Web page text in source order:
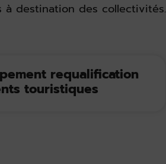
à destination des collectivités.
requalification
touristiques